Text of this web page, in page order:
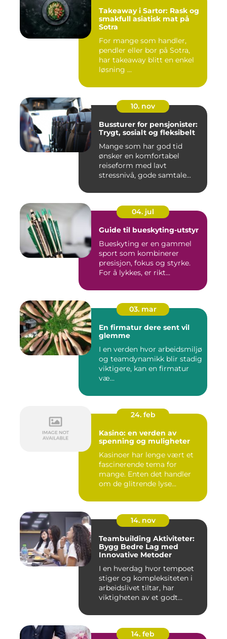
Takeaway i Sartor: Rask og
smakfull asiatisk mat på
Sotra
For mange som handler,
pendler eller bor på Sotra,
har takeaway blitt en enkel
løsning ...
10. nov
Bussturer for pensjonister:
Trygt, sosialt og fleksibelt
Mange som har god tid
ønsker en komfortabel
reiseform med lavt
stressnivå, gode samtale...
04. jul
Guide til bueskyting-utstyr
Bueskyting er en gammel
sport som kombinerer
presisjon, fokus og styrke.
For å lykkes, er rikt...
03. mar
En firmatur dere sent vil
glemme
I en verden hvor arbeidsmiljø
og teamdynamikk blir stadig
viktigere, kan en firmatur
væ...
24. feb
Kasino: en verden av
spenning og muligheter
Kasinoer har lenge vært et
fascinerende tema for
mange. Enten det handler
om de glitrende lyse...
14. nov
Teambuilding Aktiviteter:
Bygg Bedre Lag med
Innovative Metoder
I en hverdag hvor tempoet
stiger og kompleksiteten i
arbeidslivet tiltar, har
viktigheten av et godt...
14. feb